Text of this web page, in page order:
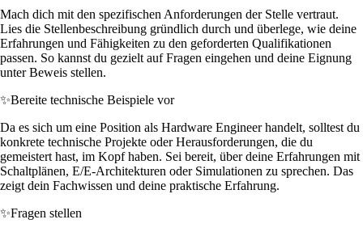
Mach dich mit den spezifischen Anforderungen der Stelle vertraut.
Lies die Stellenbeschreibung gründlich durch und überlege, wie deine
Erfahrungen und Fähigkeiten zu den geforderten Qualifikationen
passen. So kannst du gezielt auf Fragen eingehen und deine Eignung
unter Beweis stellen.
✨Bereite technische Beispiele vor
Da es sich um eine Position als Hardware Engineer handelt, solltest du
konkrete technische Projekte oder Herausforderungen, die du
gemeistert hast, im Kopf haben. Sei bereit, über deine Erfahrungen mit
Schaltplänen, E/E-Architekturen oder Simulationen zu sprechen. Das
zeigt dein Fachwissen und deine praktische Erfahrung.
✨Fragen stellen